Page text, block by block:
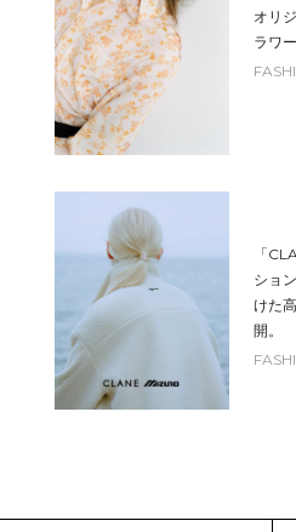
オリ
ラワ
「
ショ
けた
開。